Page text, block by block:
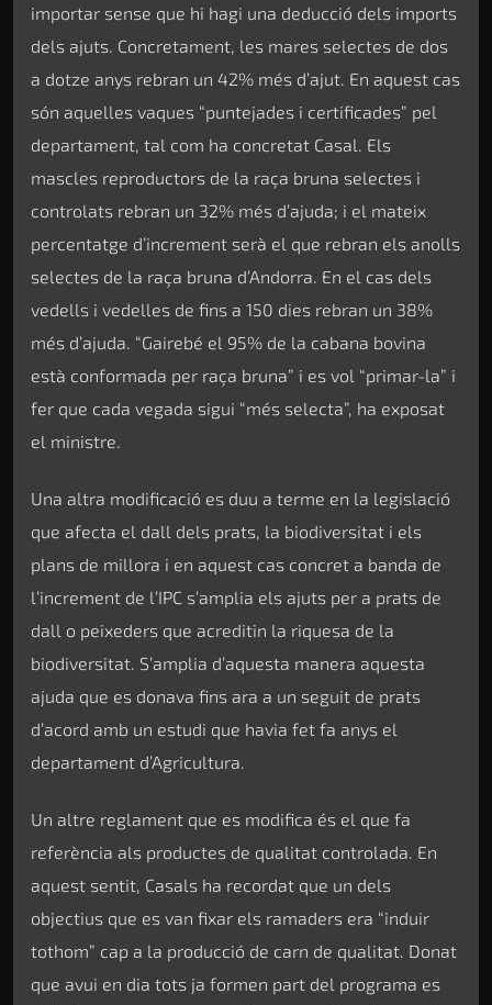
importar sense que hi hagi una deducció dels imports
dels ajuts. Concretament, les mares selectes de dos
a dotze anys rebran un 42% més d’ajut. En aquest cas
són aquelles vaques “puntejades i certificades” pel
departament, tal com ha concretat Casal. Els
mascles reproductors de la raça bruna selectes i
controlats rebran un 32% més d’ajuda; i el mateix
percentatge d’increment serà el que rebran els anolls
selectes de la raça bruna d’Andorra. En el cas dels
vedells i vedelles de fins a 150 dies rebran un 38%
més d’ajuda. “Gairebé el 95% de la cabana bovina
està conformada per raça bruna” i es vol “primar-la” i
fer que cada vegada sigui “més selecta”, ha exposat
el ministre.
Una altra modificació es duu a terme en la legislació
que afecta el dall dels prats, la biodiversitat i els
plans de millora i en aquest cas concret a banda de
l’increment de l’IPC s’amplia els ajuts per a prats de
dall o peixeders que acreditin la riquesa de la
biodiversitat. S’amplia d’aquesta manera aquesta
ajuda que es donava fins ara a un seguit de prats
d’acord amb un estudi que havia fet fa anys el
departament d’Agricultura.
Un altre reglament que es modifica és el que fa
referència als productes de qualitat controlada. En
aquest sentit, Casals ha recordat que un dels
objectius que es van fixar els ramaders era “induir
tothom” cap a la producció de carn de qualitat. Donat
que avui en dia tots ja formen part del programa es